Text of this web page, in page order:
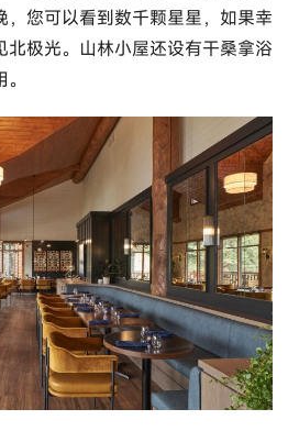
，您可以看到数千颗星星，如果幸
北极光。山林小屋还设有干桑拿浴